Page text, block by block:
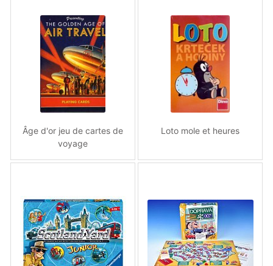
Âge d'or jeu de cartes de
voyage
Loto mole et heures